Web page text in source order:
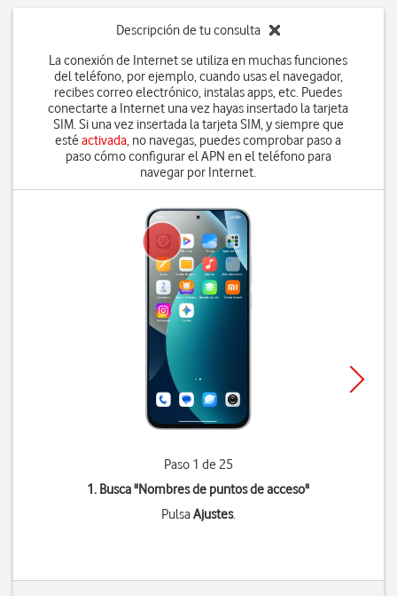
Descripción de tu consulta
La conexión de Internet se utiliza en muchas funciones
del teléfono, por ejemplo, cuando usas el navegador,
recibes correo electrónico, instalas apps, etc. Puedes
conectarte a Internet una vez hayas insertado la tarjeta
SIM. Si una vez insertada la tarjeta SIM, y siempre que
estéactivada, no navegas, puedes comprobar paso a
paso cómo configurar el APN en el teléfono para
navegar por Internet.
Paso 1 de 25
1. Busca "Nombres de puntos de acceso"
PulsaAjustes.